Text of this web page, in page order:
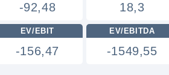
-92,48 18,3
EV/EBIT
-156,47
EV/EBITDA
-1549,55